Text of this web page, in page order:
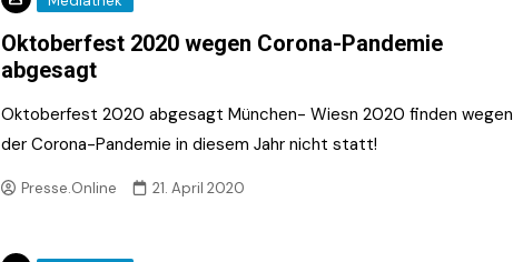
Oktoberfest 2020 wegen Corona-Pandemie
abgesagt
Oktoberfest 2020 abgesagt München- Wiesn 2020 finden wegen
der Corona-Pandemie in diesem Jahr nicht statt!
Presse.Online 21. April 2020